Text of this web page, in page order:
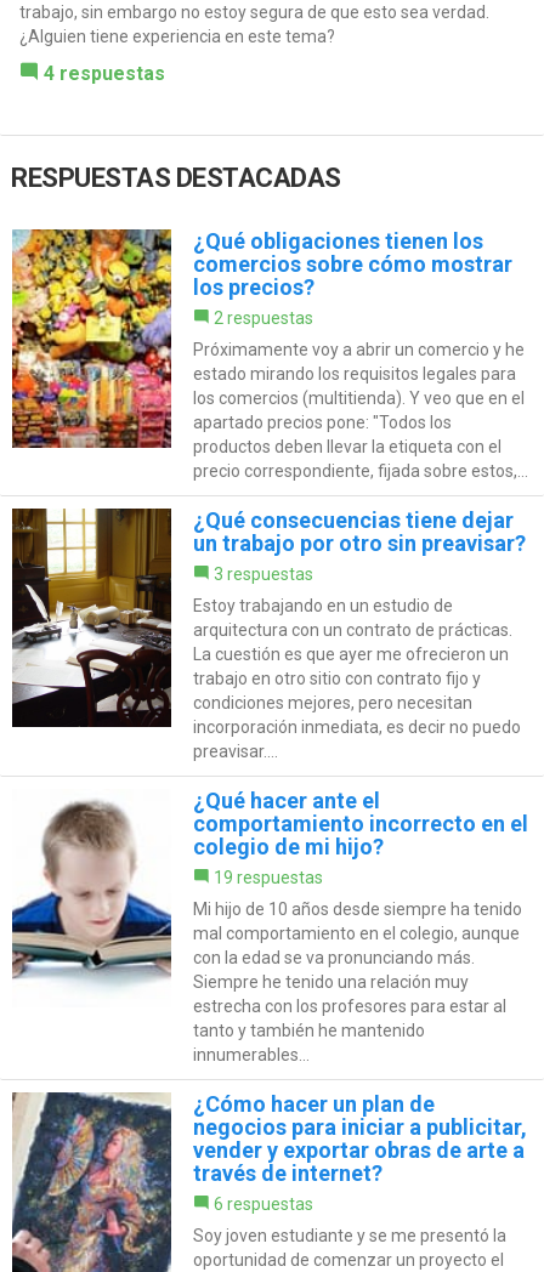
trabajo, sin embargo no estoy segura de que esto sea verdad.
¿Alguien tiene experiencia en este tema?
4 respuestas
RESPUESTAS DESTACADAS
¿Qué obligaciones tienen los
comercios sobre cómo mostrar
los precios?
2 respuestas
Próximamente voy a abrir un comercio y he
estado mirando los requisitos legales para
los comercios (multitienda). Y veo que en el
apartado precios pone: "Todos los
productos deben llevar la etiqueta con el
precio correspondiente, fijada sobre estos,...
¿Qué consecuencias tiene dejar
un trabajo por otro sin preavisar?
3 respuestas
Estoy trabajando en un estudio de
arquitectura con un contrato de prácticas.
La cuestión es que ayer me ofrecieron un
trabajo en otro sitio con contrato fijo y
condiciones mejores, pero necesitan
incorporación inmediata, es decir no puedo
preavisar....
¿Qué hacer ante el
comportamiento incorrecto en el
colegio de mi hijo?
19 respuestas
Mi hijo de 10 años desde siempre ha tenido
mal comportamiento en el colegio, aunque
con la edad se va pronunciando más.
Siempre he tenido una relación muy
estrecha con los profesores para estar al
tanto y también he mantenido
innumerables...
¿Cómo hacer un plan de
negocios para iniciar a publicitar,
vender y exportar obras de arte a
través de internet?
6 respuestas
Soy joven estudiante y se me presentó la
oportunidad de comenzar un proyecto el